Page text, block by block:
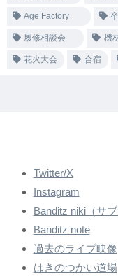
Age Factory
履修相談会 機
花火大会 合宿
Twitter/X
Instagram
Banditz niki（サブ
Banditz note
過去のライブ映像
はきのつかい道場